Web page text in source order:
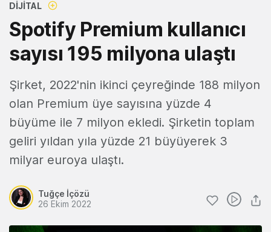
DIJITAL
Spotify Premium kullanıcı
sayısı 195 milyona ulaştı
Şirket, 2022'nin ikinci çeyreğinde 188 milyon
olan Premium üye sayısına yüzde 4
büyüme ile 7 milyon ekledi. Şirketin toplam
geliri yıldan yıla yüzde 21 büyüyerek 3
milyar euroya ulaştı.
Tuğçe İçözü
26 Ekim 2022